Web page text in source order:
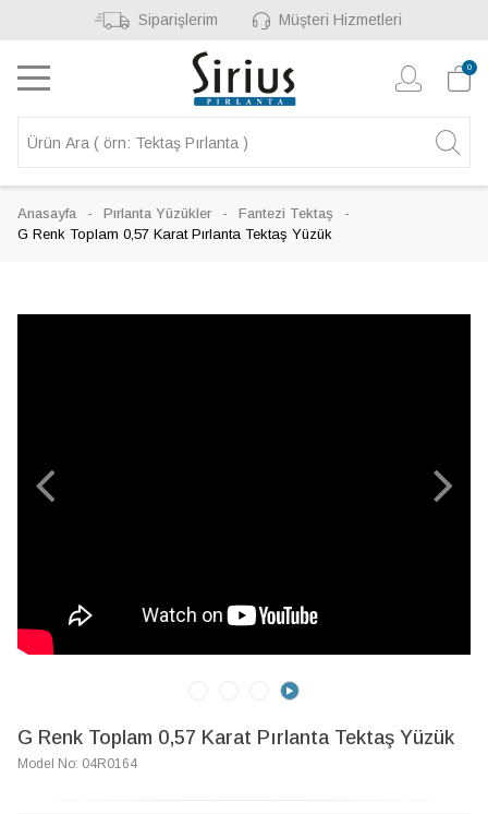
Siparişlerim Müşteri Hizmetleri
0
Anasayfa Pırlanta Yüzükler
Fantezi Tektaş
G Renk Toplam 0,57 Karat Pırlanta Tektaş Yüzük
G Renk Toplam 0,57 Karat Pırlanta Tektaş Yüzük
Model No: 04R0164